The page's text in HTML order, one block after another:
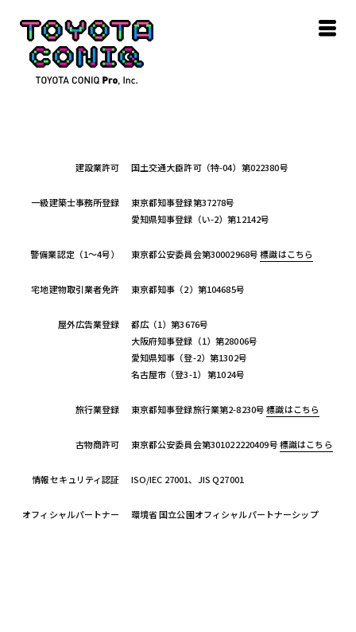
建設業許可 国土交通大臣許可（特-04）第022380号
一級建築士事務所登録
東京都知事登録第37278号
愛知県知事登録（い-2）第12142号
警備業認定（1～4号） 東京都公安委員会第30002968号標識はこちら
宅地建物取引業者免許 東京都知事（2）第104685号
屋外広告業登録
都広（1）第3676号
大阪府知事登録（1）第28006号
愛知県知事（登-2）第1302号
名古屋市（登3-1） 第1024号
旅行業登録 東京都知事登録旅行業第2-8230号標識はこちら
古物商許可 東京都公安委員会第301022220409号標識はこちら
情報セキュリティ認証 ISO/IEC 27001、JIS Q27001
オフィシャルパートナー 環境省 国立公園オフィシャルパートナーシップ